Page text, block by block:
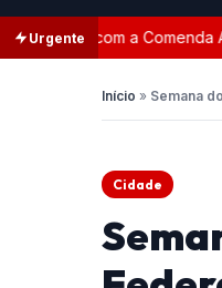
Urgentecom a Comenda
Início » Semana
Cidade